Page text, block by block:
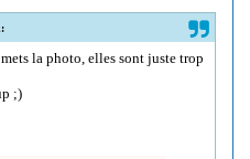
la photo, elles sont juste trop
;)